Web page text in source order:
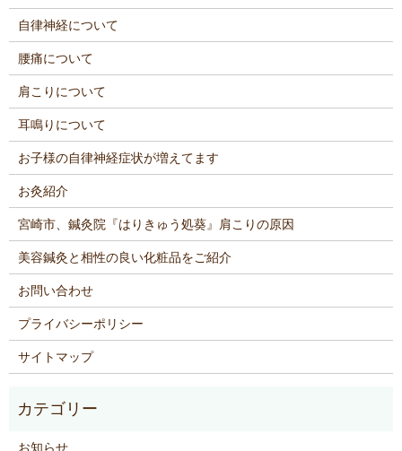
自律神経について
腰痛について
肩こりについて
耳鳴りについて
お子様の自律神経症状が増えてます
お灸紹介
宮崎市、鍼灸院『はりきゅう処葵』肩こりの原因
美容鍼灸と相性の良い化粧品をご紹介
お問い合わせ
プライバシーポリシー
サイトマップ
お知らせ